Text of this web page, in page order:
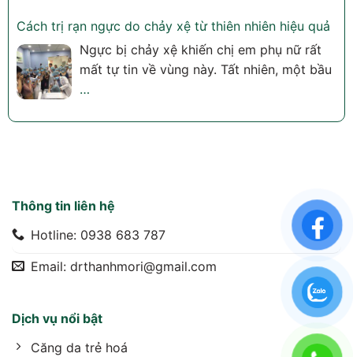
Cách trị rạn ngực do chảy xệ từ thiên nhiên hiệu quả
Ngực bị chảy xệ khiến chị em phụ nữ rất
mất tự tin về vùng này. Tất nhiên, một bầu
…
Thông tin liên hệ
Hotline: 0938 683 787
Email: drthanhmori@gmail.com
Dịch vụ nổi bật
Căng da trẻ hoá